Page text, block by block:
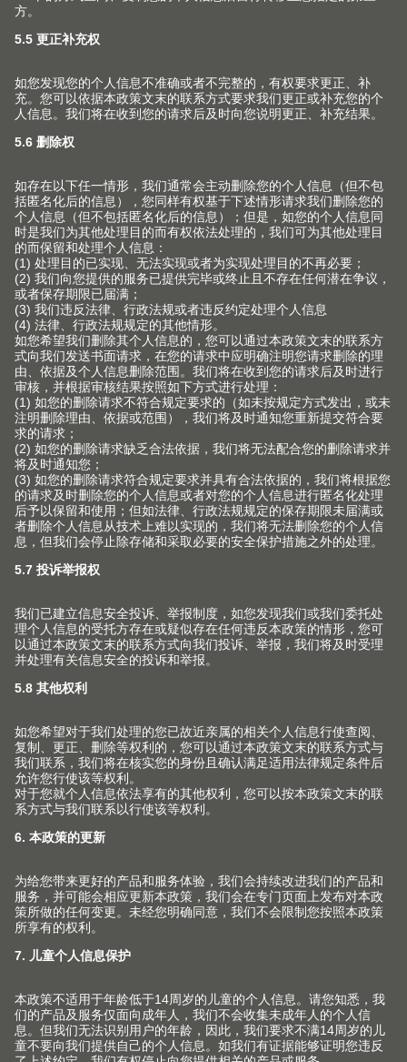
产品
Blum 百隆产品世界
上翻门系列
铰链系列
抽屉系列
导轨系列
口袋门系列
内分隔件系列
动感开合技术
在各种柜体上的应用
加工工具
规划，设计及产品选择
采购及订单
包装和物流
产品和生产
安装和调节
市场营销
针对室内设计师的服务
常见问题
企业
关于Blum 百隆
事实和数据
生产基地
历史
质量和创新
可持续性
Compliance
培训
展会
媒体
关于百隆中国公司
联系方式
终端消费者服务热线
中国的经销商
联络表
销售网点
联系我们的销售
工厂
Blum 百隆展厅
展厅
百隆家具配件（上海）有限公司
上海市 青浦工业园区北盈路399号
201700 上海市 CHINA
+86 21 3920 3355
其他主题
产品手册
版权声明
Blum-Inspirations
登录E-SERVICES 电子化服务
V1套装订购手册
查找
© Copyright (2026) Julius Blum GmbH. 优利思
百隆有限公司版权所有。
沪公网安备 31011802004400号